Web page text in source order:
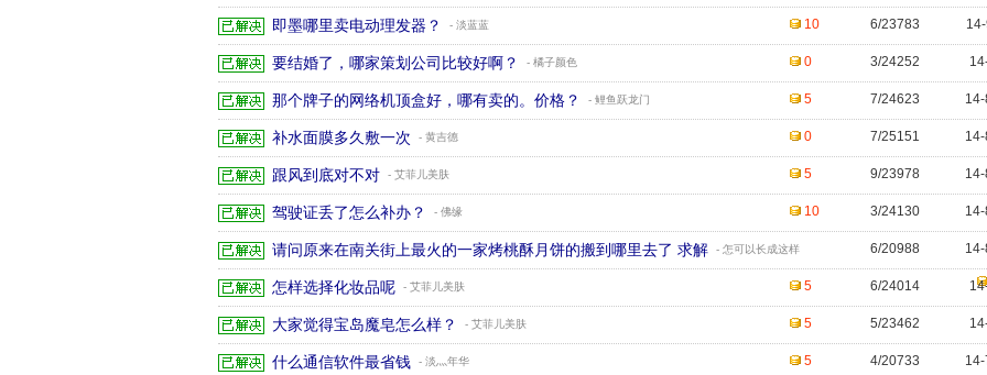
即墨哪里卖电动理发器？ - 淡蓝蓝 6/23783
10
要结婚了，哪家策划公司比较好啊？ - 橘子颜色 3/24252
0
那个牌子的网络机顶盒好，哪有卖的。价格？ - 鲤鱼跃龙门 7/24623
5
补水面膜多久敷一次 - 黄吉德 7/25151
0
跟风到底对不对 - 艾菲儿美肤 9/23978
5
驾驶证丢了怎么补办？ - 佛缘 3/24130
10
请问原来在南关街上最火的一家烤桃酥月饼的搬到哪里去了 求解 - 怎可以长成这样 6/20988
怎样选择化妆品呢 - 艾菲儿美肤 6/24014
5
大家觉得宝岛魔皂怎么样？ - 艾菲儿美肤 5/23462
5
什么通信软件最省钱 - 淡灬年华 4/20733
5